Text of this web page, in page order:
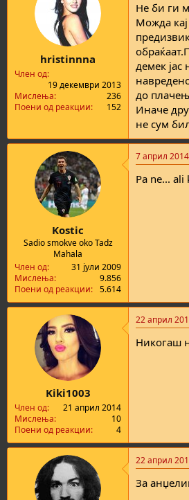
hristinnna
Член од
19 декември 2013
Мислења
236
Поени од реакции
152
Не би ги
Можда
демек
до
Иначе
не сум
Kostic
Sadio smokve oko Tadz
Mahala
Член од
31 јули 2009
Мислења
9.856
Поени од реакции
5.614
7 април 2014
Pa ne...
Kiki1003
Член од
21 април 2014
Мислења
10
Поени од реакции
4
22 април
Никогаш
22 април
За